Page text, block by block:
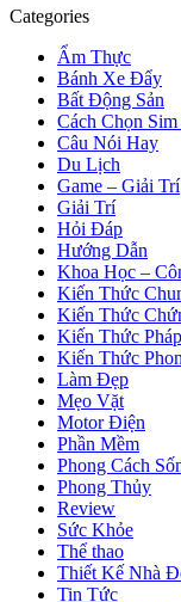
Categories
Ẩm Thực
Bánh Xe Đẩy
Bất Động Sản
Cách Chọn
Câu Nói Hay
Du Lịch
Game – Giải Trí
Giải Trí
Hỏi Đáp
Hướng Dẫn
Khoa Học –
Kiến Thức
Kiến Thức
Kiến Thức
Kiến Thức
Làm Đẹp
Mẹo Vặt
Motor Điện
Phần Mềm
Phong Cách
Phong Thủy
Review
Sức Khỏe
Thể thao
Thiết Kế Nhà
Tin Tức